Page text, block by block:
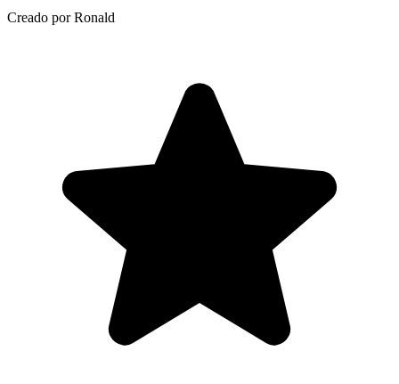
Creado por Ronald